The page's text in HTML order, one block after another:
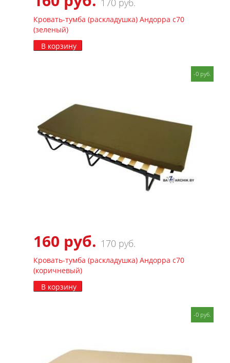
170 руб.
Кровать-тумба (раскладушка) Андорра с70
(зеленый)
В корзину
-0 руб.
160 руб. 170 руб.
Кровать-тумба (раскладушка) Андорра с70
(коричневый)
В корзину
-0 руб.